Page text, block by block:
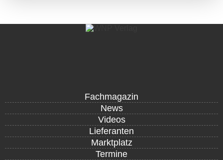
Fachmagazin
News
Videos
Lieferanten
Marktplatz
Termine